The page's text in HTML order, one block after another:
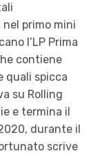
primo mini
l’LP Prima
contiene
quali spicca
su Rolling
e termina il
durante il
scrive